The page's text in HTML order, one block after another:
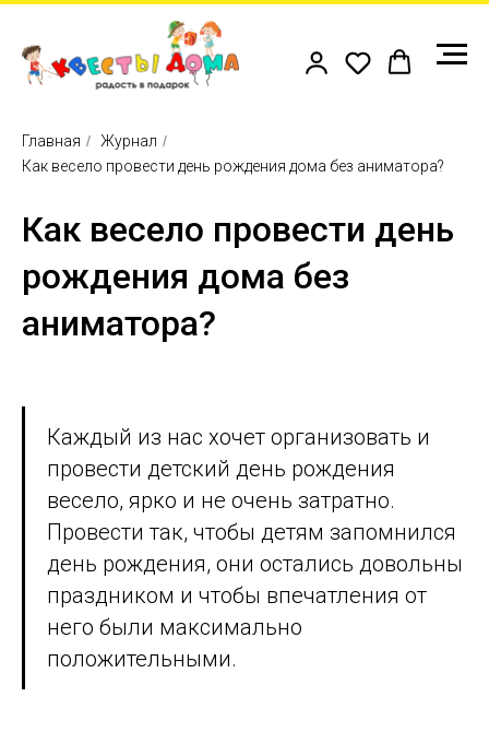
Главная / Журнал /
Как весело провести день рождения дома без аниматора?
Как весело провести день
рождения дома без
аниматора?
Каждый из нас хочет организовать и
провести детский день рождения
весело, ярко и не очень затратно.
Провести так, чтобы детям запомнился
день рождения, они остались довольны
праздником и чтобы впечатления от
него были максимально
положительными.